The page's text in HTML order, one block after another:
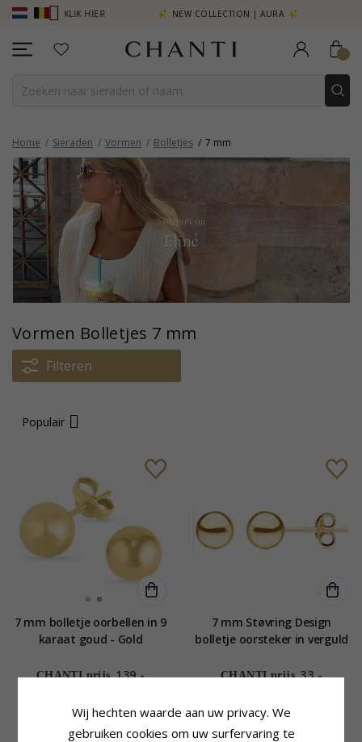
MEER - KLIK HIER NEW COLLECTION | AURA
Home Sieraden Vormen Bolletjes 7 mm
Vormen Bolletjes 7 mm
Filteren
Populair
7 mm bolletje oorbellen in 9
karaat goud - Gold
CHANTI prijs 139,-
7 mm Støvring Design
bolletje oorsteker in verguld
CHANTI prijs 33,-
Wij hechten waarde aan uw privacy. We
gebruiken cookies om uw surfervaring te